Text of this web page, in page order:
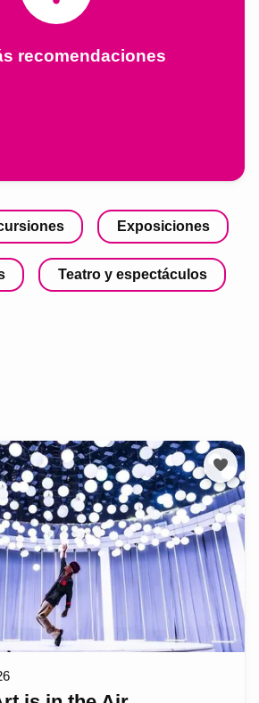
recomendaciones
Exposiciones
Teatro y espectáculos